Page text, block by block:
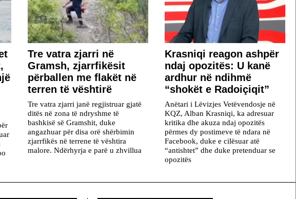
Tre vatra zjarri në
Gramsh, zjarrfikësit
përballen me flakët në
terren të vështirë
Tre vatra zjarri janë regjistruar gjatë
ditës në zona të ndryshme të
bashkisë së Gramshit, duke
angazhuar për disa orë shërbimin
zjarrfikës në terrene të vështira
malore. Ndërhyrja e parë u zhvillua
​Krasniqi reagon ashpër
ndaj opozitës: U kanë
ardhur në ndihmë
“shokët e Radoiçiqit”
Anëtari i Lëvizjes Vetëvendosje në
KQZ, Alban Krasniqi, ka adresuar
kritika dhe akuza ndaj opozitës
përmes dy postimeve të ndara në
Facebook, duke e cilësuar atë
“antishtet” dhe duke pretenduar se
opozitës